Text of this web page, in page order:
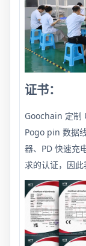
证书：
Goochain 定制
Pogo pin 数据
器、PD 快速充
求的认证，因